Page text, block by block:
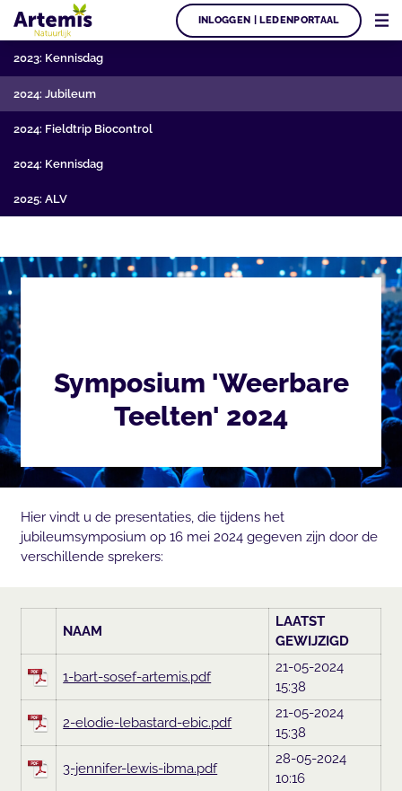
INLOGGEN | LEDENPORTAAL
2023: Kennisdag
2024: Jubileum
2024: Fieldtrip Biocontrol
2024: Kennisdag
2025: ALV
Symposium 'Weerbare
Teelten' 2024
Hier vindt u de presentaties, die tijdens het
jubileumsymposium op 16 mei 2024 gegeven zijn door de
verschillende sprekers: